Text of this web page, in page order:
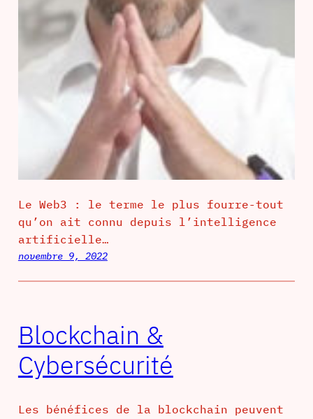
Le Web3 : le terme le plus fourre-tout
qu’on ait connu depuis l’intelligence
artificielle…
novembre 9, 2022
Blockchain &
Cybersécurité
Les bénéfices de la blockchain peuvent